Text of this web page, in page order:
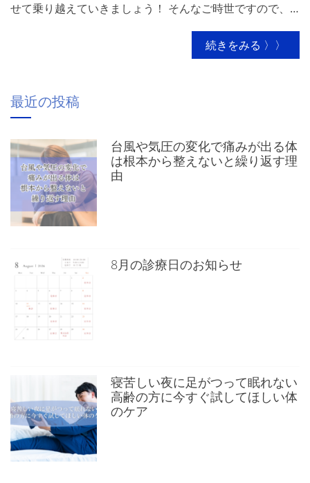
せて乗り越えていきましょう！ そんなご時世ですので、…
続きをみる 〉〉
最近の投稿
台風や気圧の変化で痛みが出る体
は根本から整えないと繰り返す理
由
8月の診療日のお知らせ
寝苦しい夜に足がつって眠れない
高齢の方に今すぐ試してほしい体
のケア